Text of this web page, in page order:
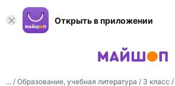
Открыть в приложении
... / Образование, учебная литература / 3 класс /